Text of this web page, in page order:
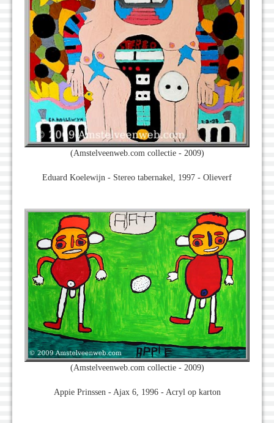
(Amstelveenweb.com collectie - 2009)
Eduard Koelewijn - Stereo tabernakel, 1997 - Olieverf
(Amstelveenweb.com collectie - 2009)
Appie Prinssen - Ajax 6, 1996 - Acryl op karton